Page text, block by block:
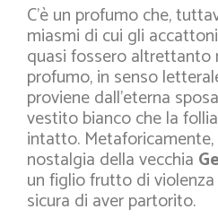
C’è un profumo che,
miasmi di cui gli
quasi fossero altrettanto
profumo, in senso
proviene dall’eterna sposa
vestito bianco che la
intatto. Metaforicamente,
nostalgia della vecchia
un figlio frutto di
sicura di aver partorito.